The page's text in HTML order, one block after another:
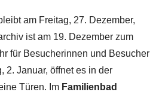
am Freitag, 27. Dezember,
ist am 19. Dezember zum
für Besucherinnen und Besucher
2. Januar, öffnet es in der
Türen. Im Familienbad